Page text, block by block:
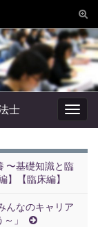
士
〜基礎知識と臨
】【臨床編】
んなのキャリア
」